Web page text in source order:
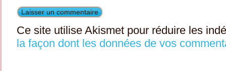
Ce site utilise Akismet pour réduire les
la façon dont les données de vos